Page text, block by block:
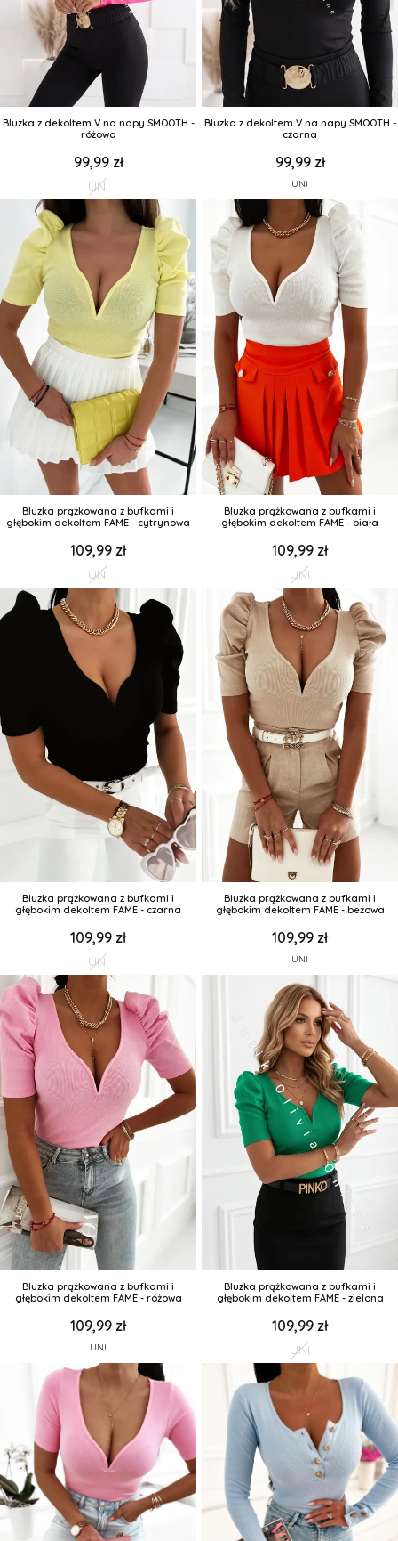
Bluzka z dekoltem V na napy SMOOTH -
różowa
99,99 zł
UNI
Bluzka z dekoltem V na napy SMOOTH -
czarna
99,99 zł
UNI
Bluzka prążkowana z bufkami i
głębokim dekoltem FAME - cytrynowa
109,99 zł
UNI
Bluzka prążkowana z bufkami i
głębokim dekoltem FAME - biała
109,99 zł
UNI
Bluzka prążkowana z bufkami i
głębokim dekoltem FAME - czarna
109,99 zł
UNI
Bluzka prążkowana z bufkami i
głębokim dekoltem FAME - beżowa
109,99 zł
UNI
Bluzka prążkowana z bufkami i
głębokim dekoltem FAME - różowa
109,99 zł
UNI
Bluzka prążkowana z bufkami i
głębokim dekoltem FAME - zielona
109,99 zł
UNI